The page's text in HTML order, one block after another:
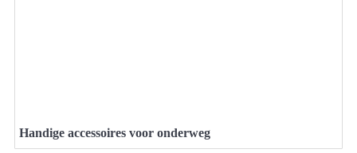
Handige accessoires voor onderweg